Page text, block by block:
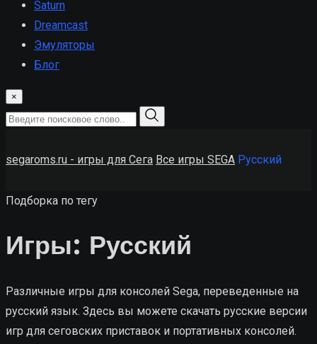
Saturn
Dreamcast
Эмуляторы
Блог
×
segaroms.ru - игры для Сега Все игры SEGA Русский
Подборка по тегу
Игры: Русский
Различные игры для консолей Sega, переведенные на
русский язык. Здесь вы можете скачать русские версии
игр для сеговских приставок и портативных консолей.